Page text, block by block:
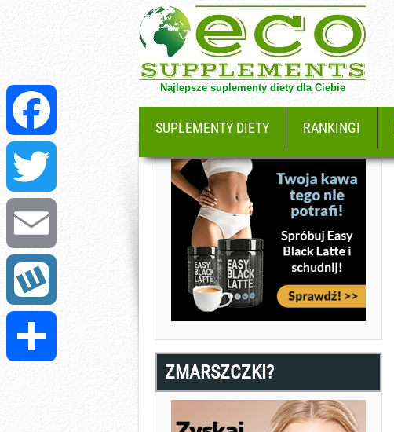
Najlepsze suplementy diety dla Ciebie
SUPLEMENTY DIETY RANKINGI
ZMARSZCZKI?
Facebook
Twitter
Email